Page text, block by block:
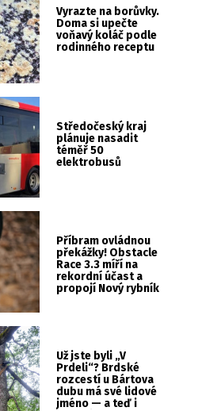
Vyrazte na borůvky.
Doma si upečte
voňavý koláč podle
rodinného receptu
Středočeský kraj
plánuje nasadit
téměř 50
elektrobusů
Příbram ovládnou
překážky! Obstacle
Race 3.3 míří na
rekordní účast a
propojí Nový rybník
Už jste byli „V
Prdeli“? Brdské
rozcestí u Bártova
dubu má své lidové
jméno — a teď i